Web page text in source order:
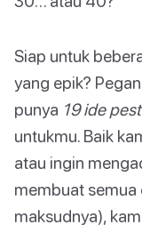
Siap untuk
yang epik?
punya 19 ide
untukmu. Baik
atau ingin
membuat
maksudnya),